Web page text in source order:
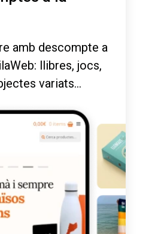
amb descompte a
llibres, jocs,
variats...